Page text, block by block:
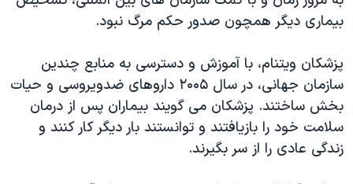
اعتراضات مردمی آبان ۹۸
اسرائیل در جنگ
نرگس محمدی برنده جایزه نوبل صلح
همایش محافظه‌کاران آمریکا «سی‌پک»
صفحه‌های ویژه
سفر پرزیدنت ترامپ به چین
بیماری دیگر همچون صدور حکم مرگ نبود.
پزشکان ویتنام، با آموزش و دسترسی به منابع چندین
سازمان جهانی، در سال ۲۰۰۵ داروهای ضدویروسی و حیات
بخش ساختند. پزشکان می گویند بیماران پس از درمان
سلامت خود را بازیافتند و توانستند بار دیگر کار کنند و
زندگی عادی را از سر بگیرند.